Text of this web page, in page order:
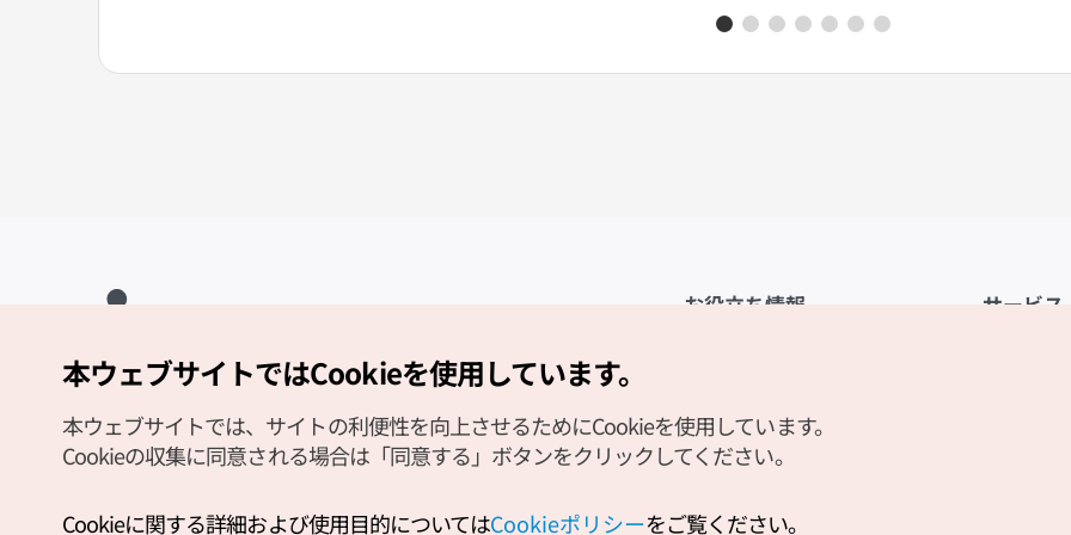
お役立ち情報
観光資料ダウンロード
デジタルブック／電子書籍
サービス
Copyright (c) Korea Tourism Organization All Rights Reserved.
サイトエラー報告
公式メール
本ウェブサイトではCookieを使用しています。
本ウェブサイトでは、サイトの利便性を向上させるためにCookieを使用しています。
Cookieの収集に同意される場合は「同意する」ボタンをクリックしてください。
Cookieに関する詳細および使用目的についてはCookieポリシーをご覧ください。